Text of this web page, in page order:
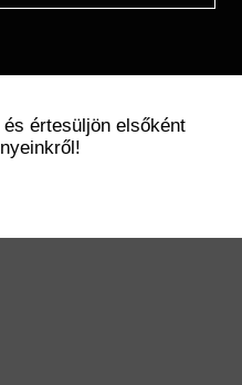
értesüljön elsőként